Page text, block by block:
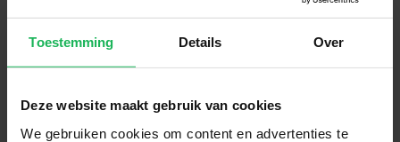
Toestemming Details Over
Deze website maakt gebruik van cookies
We gebruiken cookies om content en advertenties te
Efficiëntie
21.5%